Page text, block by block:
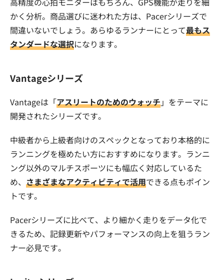
かく分析。商品選びに迷われた方は、Pacerシリーズで
間違いないでしょう。あらゆるランナーにとって最もス
タンダードな選択になります。
Vantageシリーズ
Vantageは「アスリートのためのウォッチ」をテーマに
開発されたシリーズです。
中級者から上級者向けのスペックとなっており本格的に
ランニングを極めたい方におすすめになります。ランニ
ング以外のマルチスポーツにも幅広く対応しているた
め、 さまざまなアクティビティで活用できる点もポイン
トです。
Pacerシリーズに比べて、より細かく走りをデータ化で
きるため、記録更新やパフォーマンスの向上を狙うラン
ナー必見です。